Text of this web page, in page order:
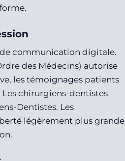
de communication digitale.
des Médecins) autorise
les témoignages patients
Les chirurgiens-dentistes
Dentistes. Les
légèrement plus grande